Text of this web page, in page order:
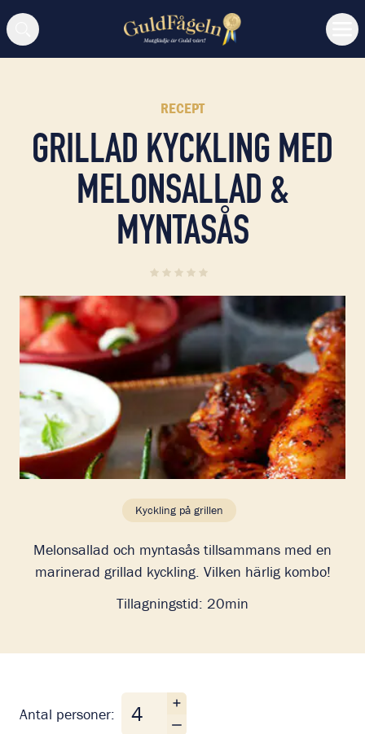
Sök
RECEPT
GRILLAD KYCKLING MED
MELONSALLAD &
MYNTASÅS
Kyckling på grillen
Melonsallad och myntasås tillsammans med en
marinerad grillad kyckling. Vilken härlig kombo!
Tillagningstid: 20min
Antal personer:
Antal personer